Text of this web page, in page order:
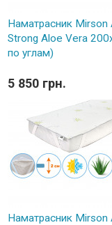
Наматрасник Mirson
Strong Aloe Vera
по углам)
5 850 грн.
Наматрасник Mirson